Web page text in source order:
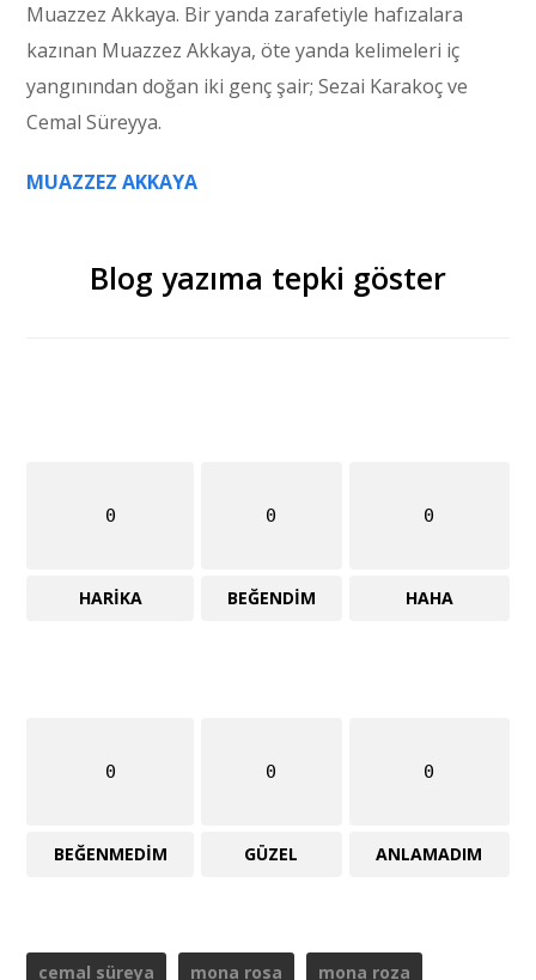
Muazzez Akkaya. Bir yanda zarafetiyle hafızalara
kazınan Muazzez Akkaya, öte yanda kelimeleri iç
yangınından doğan iki genç şair; Sezai Karakoç ve
Cemal Süreyya.
MUAZZEZ AKKAYA
Blog yazıma tepki göster
0
HARIKA
0
BEĞENDIM
0
HAHA
0
BEĞENMEDIM
0
GÜZEL
0
ANLAMADIM
cemal süreya mona rosa mona roza